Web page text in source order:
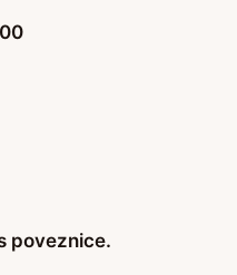
poveznice.